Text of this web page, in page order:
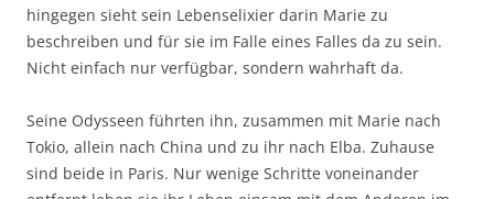
hingegen sieht sein Lebenselixier darin Marie zu
beschreiben und für sie im Falle eines Falles da zu sein.
Nicht einfach nur verfügbar, sondern wahrhaft da.
Seine Odysseen führten ihn, zusammen mit Marie nach
Tokio, allein nach China und zu ihr nach Elba. Zuhause
sind beide in Paris. Nur wenige Schritte voneinander